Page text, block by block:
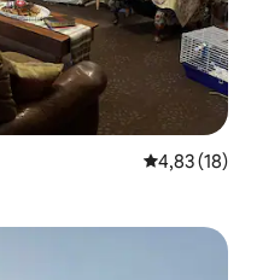
4,83 de uma
4,83 (18)